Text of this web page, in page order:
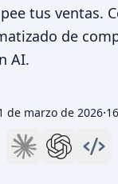
tus ventas.
de
AI.
de marzo de 2026·